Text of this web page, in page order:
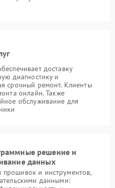
доставку
диагностику и
срочный ремонт. Клиенты
онлайн. Также
обслуживание для
решение и
данных
и инструментов,
данными: